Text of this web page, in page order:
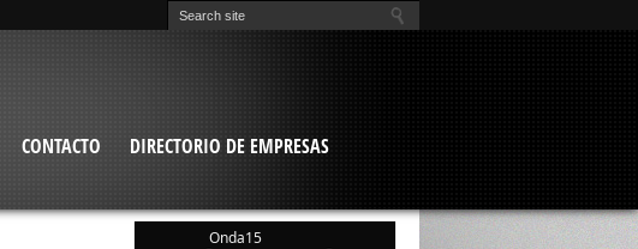
CONTACTO
DIRECTORIO DE EMPRESAS
Onda15